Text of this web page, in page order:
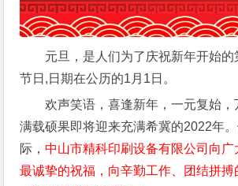
元旦，是人们为了庆祝新年开始的
节日,日期在公历的1月1日。
欢声笑语，喜逢新年，一元复始，
满载硕果即将迎来充满希冀的2022年
际，中山市精科印刷设备有限公司向
最诚挚的祝福，向辛勤工作、团结拼搏